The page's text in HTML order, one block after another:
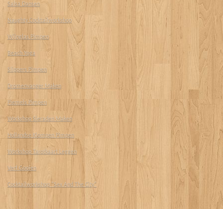
Salsa Dansen
Naughty Cocktailworkshop
Wijnglas Pimpen
Beach Yoga
Slippers Pimpen
Dromenvanger Maken
Piemels Pimpen
Workshop Sieraden Maken
Hollandse Klompen Pimpen
Workshop Tarotkaart Leggen
Verf Gooien
Cocktailworkshop "Sex And The City"